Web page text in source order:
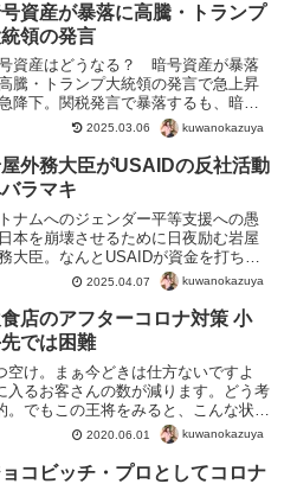
号資産が暴落に高騰・トランプ
領の発言
資産はどうなる？ 暗号資産が暴落
騰・トランプ大統領の発言で急上昇
降下。関税発言で暴落するも、暗号
産準備金を推進で急騰。米国政府とし
は暗号資産を明確に推進する方向。暗
産準備金によって、信用が担保され
普及するのは間違いな...
2025.03.06 kuwanokazuya
外務大臣がUSAIDの反社活動
ラマキ
ナムへのジェンダー平等支援への愚
本を崩壊させるために日夜励む岩屋
大臣。なんとUSAIDが資金を打ち切
たLGBTQ関連事業へ日本の税金をバラ
キ。USAIDがらみでは、税金から支援
うとキックバックが確認済み。つま
本の税金...
2025.04.07 kuwanokazuya
店のアフターコロナ対策 小
では困難
け。まぁ今どきは仕方ないですよ
入るお客さんの数が減ります。どう考
でもこの王将をみると、こんな状況
少種の特徴がわかります。小手...
2020.06.01 kuwanokazuya
コビッチ・プロとしてコロナ